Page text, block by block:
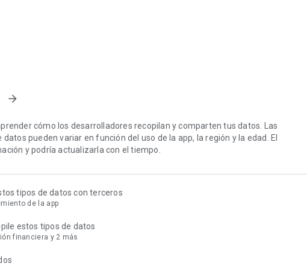
solo resúmenes. Convertimos la sabiduría de los mejores libros de negocios,
lo aprendido inmediatamente.
con nuestro sistema de gamificación. Gana insignias, mantén tu racha de
y no ser "uno más".
para acceder a todos los planes y audio-clases. Completa tu primer reto
período de prueba. Cancela en cualquier momento con un solo clic.
y toma el control de tu futuro. Tu plan de crecimiento empieza hoy.
arrow_forward
cómo los desarrolladores recopilan y comparten tus datos. Las
pueden variar en función del uso de la app, la región y la edad. El
y podría actualizarla con el tiempo.
tipos de datos con terceros
de la app
estos tipos de datos
financiera y 2 más